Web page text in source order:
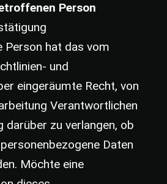
Person
hat das vom
und
eingeräumte Recht, von
Verantwortlichen
darüber zu verlangen, ob
Daten
Möchte eine